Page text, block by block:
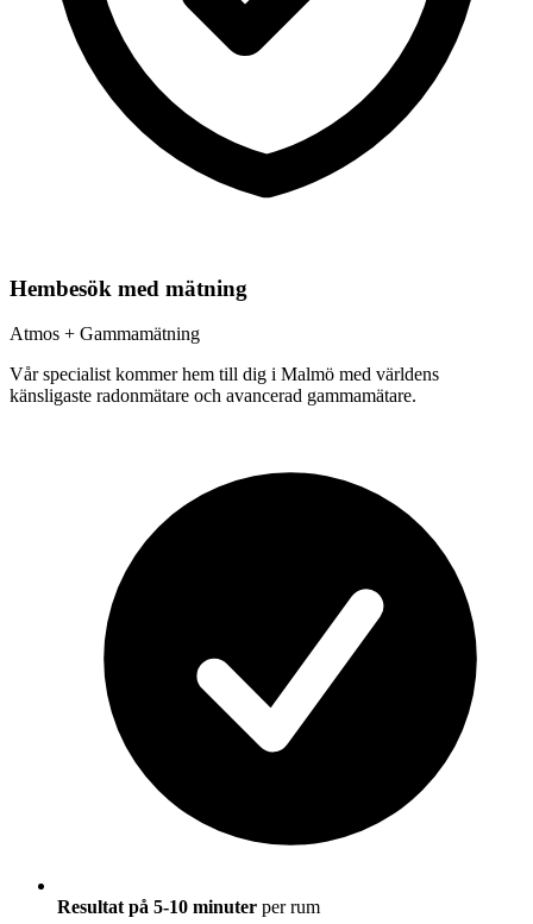
Hembesök med mätning
Atmos + Gammamätning
Vår specialist kommer hem till dig i Malmö med världens
känsligaste radonmätare och avancerad gammamätare.
Resultat på 5-10 minuter per rum